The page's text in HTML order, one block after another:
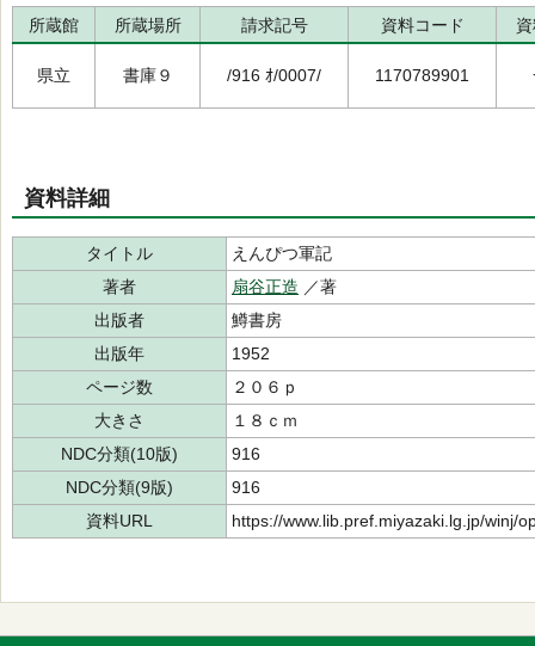
所蔵館 所蔵場所 請求記号 資料コード
県立 書庫９ /916 ｵ/0007/ 1170789901
資料詳細
タイトル
えんぴつ軍記
著者
扇谷正造 ／著
出版者
鱒書房
出版年
1952
ページ数
２０６ｐ
大きさ
１８ｃｍ
NDC分類(10版)
916
NDC分類(9版)
916
資料URL
https://www.lib.pref.miyazaki.lg.jp/winj/